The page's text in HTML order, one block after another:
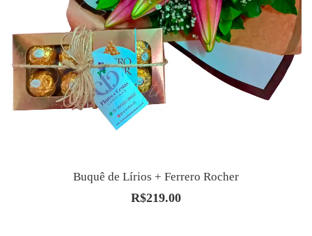
Buquê de Lírios + Ferrero Rocher
R$219.00